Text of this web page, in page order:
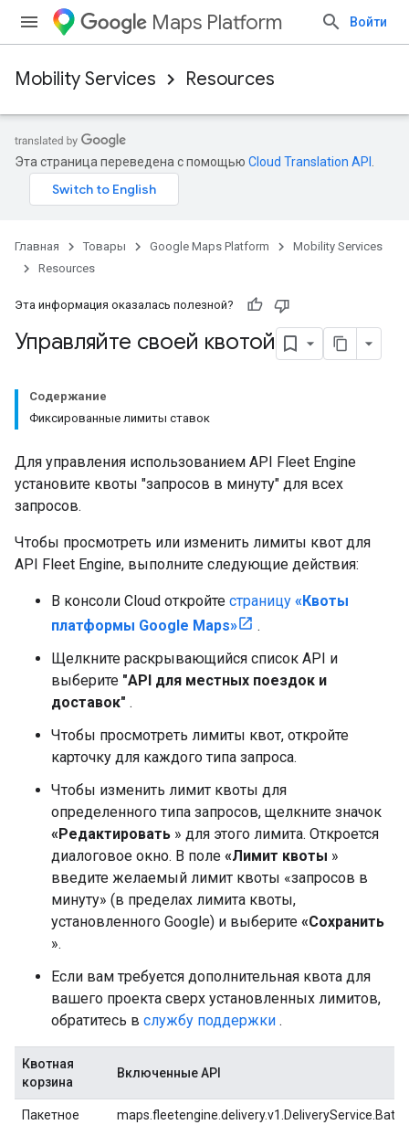
Maps Platform Войти
Mobility Services Resources
Эта страница переведена с помощью Cloud Translation API
Главная Товары Google Maps Platform
Mobility Services
Resources
Эта информация оказалась полезной?
Управляйте своей квотой
Содержание
Фиксированные лимиты ставок
Для управления использованием API Fleet Engine
установите квоты "запросов в минуту" для всех
запросов.
Чтобы просмотреть или изменить лимиты квот для
API Fleet Engine, выполните следующие действия:
В консоли Cloud откройте страницу «Квоты
платформы Google Maps»
.
Щелкните раскрывающийся список API и
выберите "API для местных поездок и
доставок" .
Чтобы просмотреть лимиты квот, откройте
карточку для каждого типа запроса.
Чтобы изменить лимит квоты для
определенного типа запросов, щелкните значок
«Редактировать » для этого лимита. Откроется
диалоговое окно. В поле «Лимит квоты »
введите желаемый лимит квоты «запросов в
минуту» (в пределах лимита квоты,
установленного Google) и выберите «Сохранить
».
Если вам требуется дополнительная квота для
вашего проекта сверх установленных лимитов,
обратитесь в службу поддержки .
Квотная
корзина
Включенные API
Пакетное